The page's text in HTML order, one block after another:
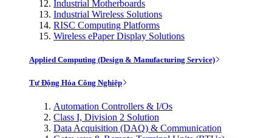
Industrial Motherboards
Industrial Wireless Solutions
RISC Computing Platforms
Wireless ePaper Display Solutions
Applied Computing (Design & Manufacturing Service)
Tự Động Hóa Công Nghiệp
Automation Controllers & I/Os
Class I, Division 2 Solution
Data Acquisition (DAQ) & Communication